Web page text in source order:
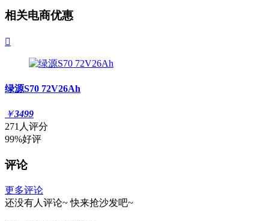
相关电商优惠

绿源S70 72V26Ah
￥3499
271人评分
99%好评
评论
更多评论
还没有人评论~ 快来抢沙发吧~